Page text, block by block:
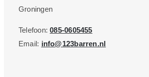
Groningen
Telefoon:085-0605455
Email: info@123barren.nl